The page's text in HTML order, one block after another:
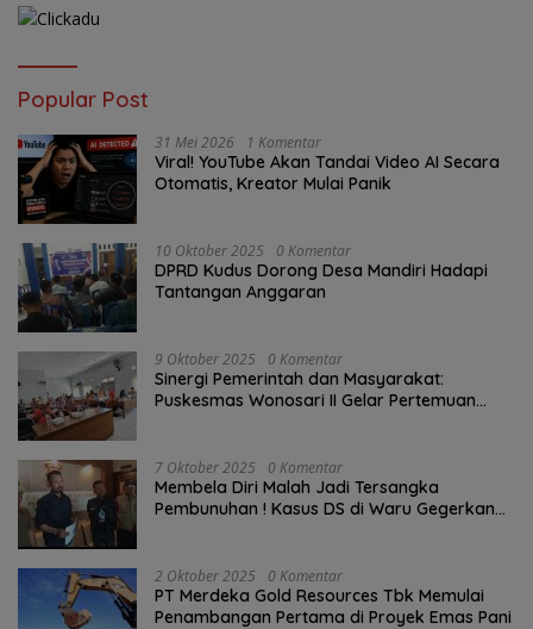
Popular Post
31 Mei 2026 1 Komentar
Viral! YouTube Akan Tandai Video AI Secara
Otomatis, Kreator Mulai Panik
10 Oktober 2025 0 Komentar
DPRD Kudus Dorong Desa Mandiri Hadapi
Tantangan Anggaran
9 Oktober 2025 0 Komentar
Sinergi Pemerintah dan Masyarakat:
Puskesmas Wonosari II Gelar Pertemuan
7 Oktober 2025 0 Komentar
Membela Diri Malah Jadi Tersangka
Pembunuhan ! Kasus DS di Waru Gegerkan
2 Oktober 2025 0 Komentar
PT Merdeka Gold Resources Tbk Memulai
Penambangan Pertama di Proyek Emas Pani